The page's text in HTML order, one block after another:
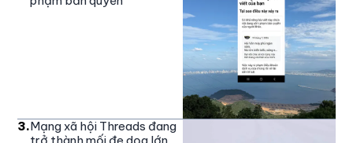
3.Mạng xã hội Threads đang
trở thành mối đe dọa lớn